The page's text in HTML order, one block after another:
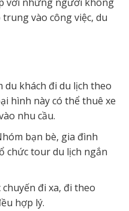
vào công việc, du
khách đi du lịch theo
hình này có thể thuê xe
nhu cầu.
bạn bè, gia đình
chức tour du lịch ngắn
đi xa, đi theo
hợp lý.